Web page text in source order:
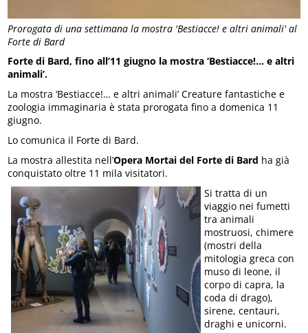
Prorogata di una settimana la mostra 'Bestiacce! e altri animali' al
Forte di Bard
Forte di Bard, fino all’11 giugno la mostra ‘Bestiacce!… e altri
animali’.
La mostra ‘Bestiacce!… e altri animali’ Creature fantastiche e
zoologia immaginaria è stata prorogata fino a domenica 11
giugno.
Lo comunica il Forte di Bard.
La mostra allestita nell’Opera Mortai del Forte di Bard ha già
conquistato oltre 11 mila visitatori.
Si tratta di un
viaggio nei fumetti
tra animali
mostruosi, chimere
(mostri della
mitologia greca con
muso di leone, il
corpo di capra, la
coda di drago),
sirene, centauri,
draghi e unicorni.